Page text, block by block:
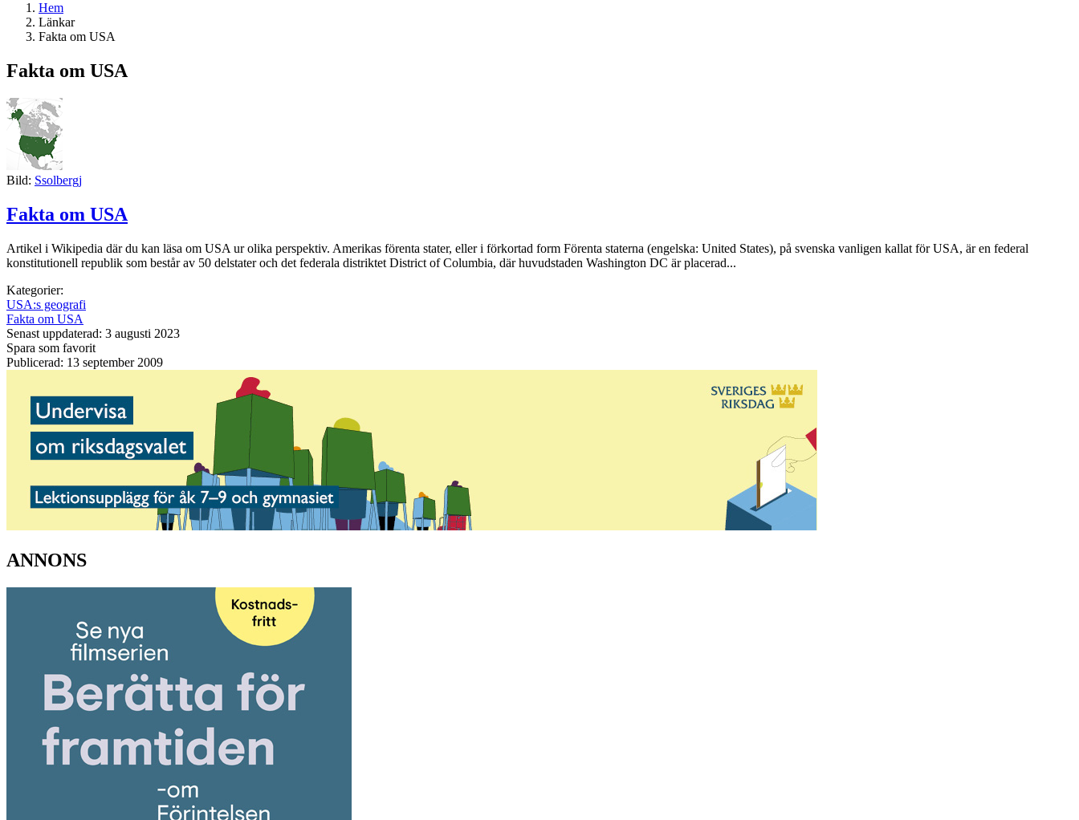
Hem
Länkar
Fakta om USA
Fakta om USA
Bild: Ssolbergj
Fakta om USA
Artikel i Wikipedia där du kan läsa om USA ur olika perspektiv. Amerikas förenta stater, eller i förkortad form Förenta staterna (engelska: United States), på svenska vanligen kallat för USA, är en federal
konstitutionell republik som består av 50 delstater och det federala distriktet District of Columbia, där huvudstaden Washington DC är placerad...
Kategorier:
USA:s geografi
Fakta om USA
Senast uppdaterad: 3 augusti 2023
Spara som favorit
Publicerad: 13 september 2009
ANNONS